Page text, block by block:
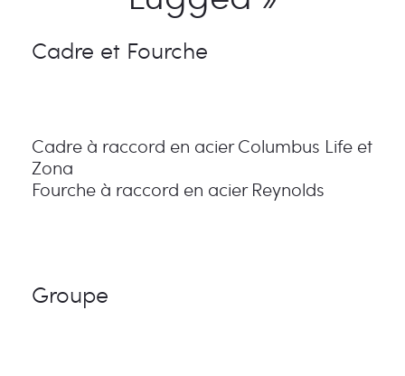
Cadre et Fourche
Cadre à raccord en acier Columbus Life et
Zona
Fourche à raccord en acier Reynolds
Groupe